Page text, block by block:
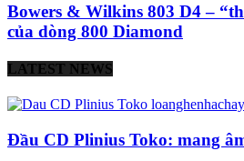
Bowers & Wilkins 803 D4 –
của dòng 800 Diamond
LATEST NEWS
Đầu CD Plinius Toko: mang